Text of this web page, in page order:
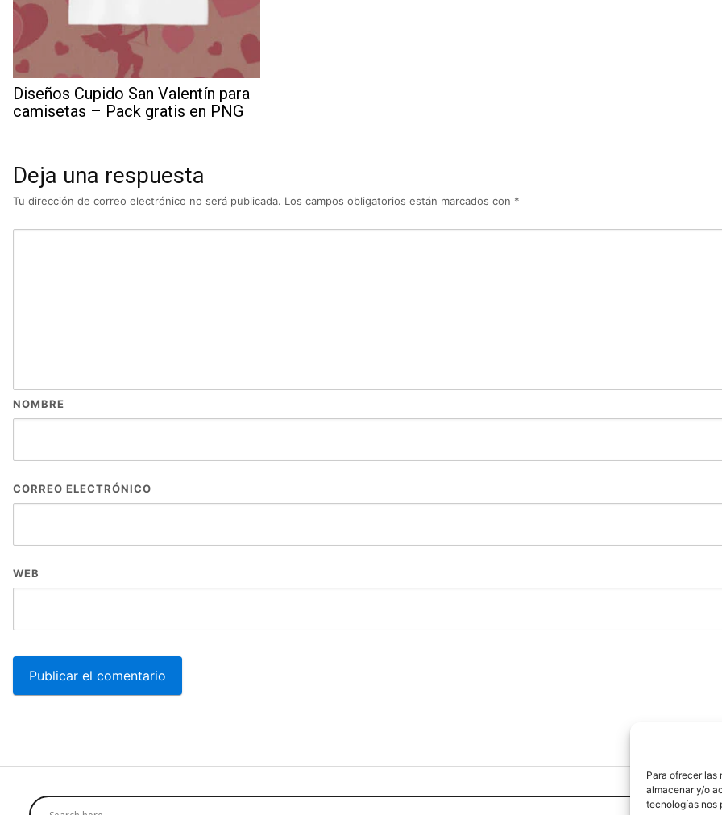
Para ofrecer las
almacenar y/o
tecnologías nos
Diseños Cupido San Valentín para
camisetas – Pack gratis en PNG
Deja una respuesta
Tu dirección de correo electrónico no será publicada. Los campos obligatorios están marcados con *
NOMBRE
CORREO ELECTRÓNICO
WEB